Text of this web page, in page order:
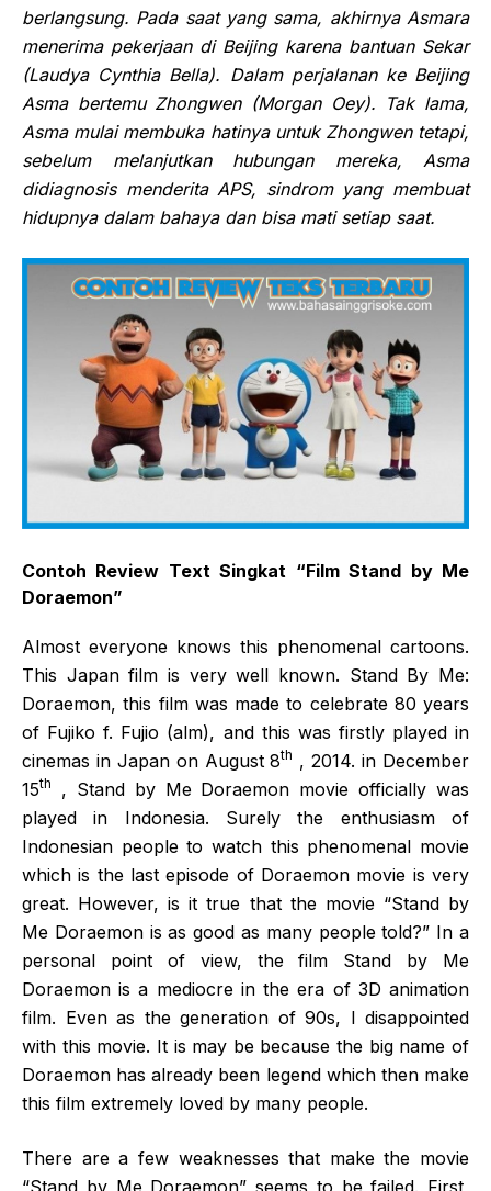
berlangsung. Pada saat yang sama, akhirnya Asmara
menerima pekerjaan di Beijing karena bantuan Sekar
(Laudya Cynthia Bella). Dalam perjalanan ke Beijing
Asma bertemu Zhongwen (Morgan Oey). Tak lama,
Asma mulai membuka hatinya untuk Zhongwen tetapi,
sebelum melanjutkan hubungan mereka, Asma
didiagnosis menderita APS, sindrom yang membuat
hidupnya dalam bahaya dan bisa mati setiap saat.
Contoh Review Text Singkat “Film Stand by Me
Doraemon”
Almost everyone knows this phenomenal cartoons.
This Japan film is very well known. Stand By Me:
Doraemon, this film was made to celebrate 80 years
of Fujiko f. Fujio (alm), and this was firstly played in
cinemas in Japan on August 8th , 2014. in December
15th
, Stand by Me Doraemon movie officially was
played in Indonesia. Surely the enthusiasm of
Indonesian people to watch this phenomenal movie
which is the last episode of Doraemon movie is very
great. However, is it true that the movie “Stand by
Me Doraemon is as good as many people told?” In a
personal point of view, the film Stand by Me
Doraemon is a mediocre in the era of 3D animation
film. Even as the generation of 90s, I disappointed
with this movie. It is may be because the big name of
Doraemon has already been legend which then make
this film extremely loved by many people.
There are a few weaknesses that make the movie
“Stand by Me Doraemon” seems to be failed. First,